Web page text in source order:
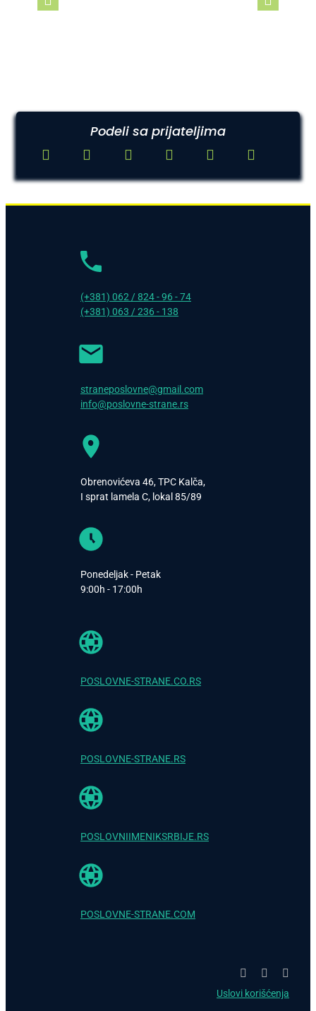
Podeli sa prijateljima
(+381) 062 / 824 - 96 - 74
(+381) 063 / 236 - 138
straneposlovne@gmail.com
info@poslovne-strane.rs
Obrenovićeva 46, TPC Kalča,
I sprat lamela C, lokal 85/89
Ponedeljak - Petak
9:00h - 17:00h
POSLOVNE-STRANE.CO.RS
POSLOVNE-STRANE.RS
POSLOVNIIMENIKSRBIJE.RS
POSLOVNE-STRANE.COM
Uslovi korišćenja